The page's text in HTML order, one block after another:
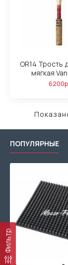
Фильтр
OR14 Трость
мягкая
ПОПУЛЯРНЫЕ